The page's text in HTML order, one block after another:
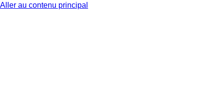
Aller au contenu principal